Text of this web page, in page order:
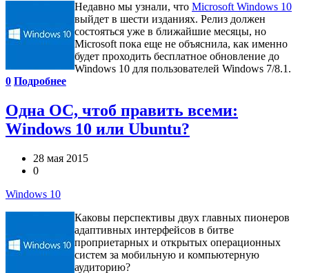
Недавно мы узнали, что Microsoft Windows 10
выйдет в шести изданиях. Релиз должен
состояться уже в ближайшие месяцы, но
Microsoft пока еще не объяснила, как именно
будет проходить бесплатное обновление до
Windows 10 для пользователей Windows 7/8.1.
0 Подробнее
Одна ОС, чтоб править всеми:
Windows 10 или Ubuntu?
28 мая 2015
0
Windows 10
Каковы перспективы двух главных пионеров
адаптивных интерфейсов в битве
проприетарных и открытых операционных
систем за мобильную и компьютерную
аудиторию?